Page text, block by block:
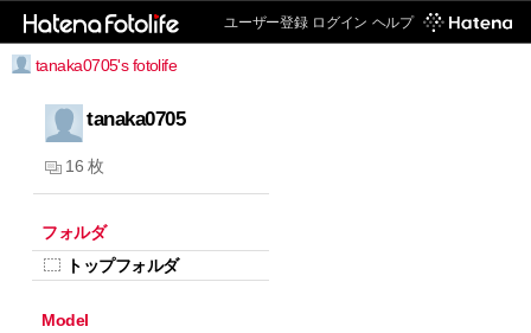
ユーザー登録 ログイン ヘルプ
tanaka0705's fotolife
tanaka0705
16 枚
フォルダ
トップフォルダ
Model